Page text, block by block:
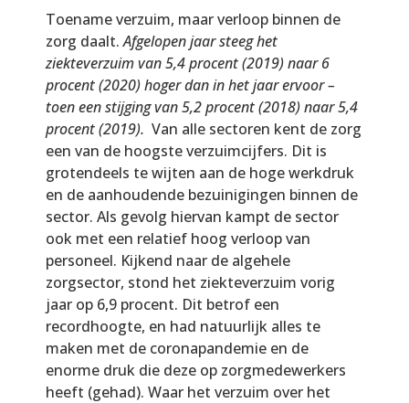
Toename verzuim, maar verloop binnen de
zorg daalt.Afgelopen jaar steeg het
ziekteverzuim van 5,4 procent (2019) naar 6
procent (2020) hoger dan in het jaar ervoor –
toen een stijging van 5,2 procent (2018) naar 5,4
procent (2019). Van alle sectoren kent de zorg
een van de hoogste verzuimcijfers. Dit is
grotendeels te wijten aan de hoge werkdruk
en de aanhoudende bezuinigingen binnen de
sector. Als gevolg hiervan kampt de sector
ook met een relatief hoog verloop van
personeel. Kijkend naar de algehele
zorgsector, stond het ziekteverzuim vorig
jaar op 6,9 procent. Dit betrof een
recordhoogte, en had natuurlijk alles te
maken met de coronapandemie en de
enorme druk die deze op zorgmedewerkers
heeft (gehad). Waar het verzuim over het